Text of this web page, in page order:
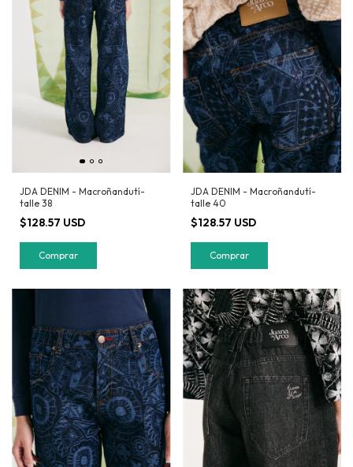
JDA DENIM - Macroñandutí-
talle 38
$128.57 USD
Comprar
JDA DENIM - Macroñandutí-
talle 40
$128.57 USD
Comprar